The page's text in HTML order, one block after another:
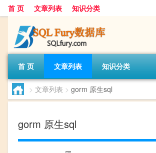
首 页 文章列表 知识分类
首 页 文章列表 知识分类
> 文章列表 > gorm 原生sql
gorm 原生sql